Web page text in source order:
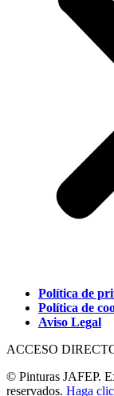
Política de
Política de
Aviso Legal
ACCESO
© Pinturas JAFEP.
reservados. Haga